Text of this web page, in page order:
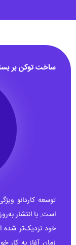
ساخت توکن بر بستر
توسعه کاردانو